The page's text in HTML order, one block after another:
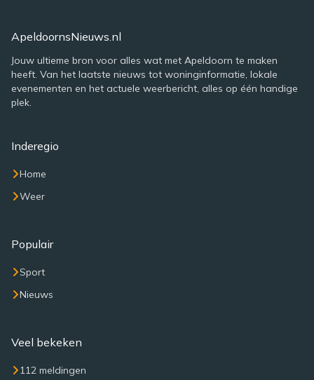
ApeldoornsNieuws.nl
Jouw ultieme bron voor alles wat met Apeldoorn te maken
heeft. Van het laatste nieuws tot woninginformatie, lokale
evenementen en het actuele weerbericht, alles op één handige
plek.
Inderegio
Home
Weer
Populair
Sport
Nieuws
Veel bekeken
112 meldingen